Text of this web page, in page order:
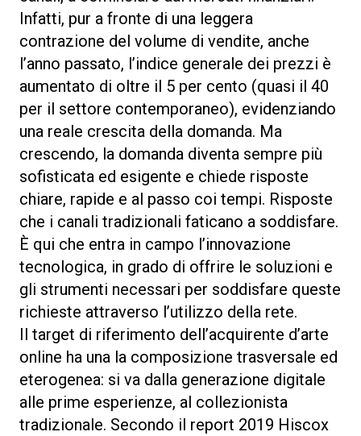
Infatti, pur a fronte di una leggera
contrazione del volume di vendite, anche
l’anno passato, l’indice generale dei prezzi è
aumentato di oltre il 5 per cento (quasi il 40
per il settore contemporaneo), evidenziando
una reale crescita della domanda. Ma
crescendo, la domanda diventa sempre più
sofisticata ed esigente e chiede risposte
chiare, rapide e al passo coi tempi. Risposte
che i canali tradizionali faticano a soddisfare.
È qui che entra in campo l’innovazione
tecnologica, in grado di offrire le soluzioni e
gli strumenti necessari per soddisfare queste
richieste attraverso l’utilizzo della rete.
Il target di riferimento dell’acquirente d’arte
online ha una la composizione trasversale ed
eterogenea: si va dalla generazione digitale
alle prime esperienze, al collezionista
tradizionale. Secondo il report 2019 Hiscox